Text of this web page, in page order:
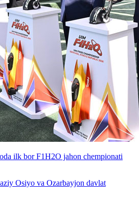
ilk bor F1H2O jahon chempionati
Osiyo va Ozarbayjon davlat